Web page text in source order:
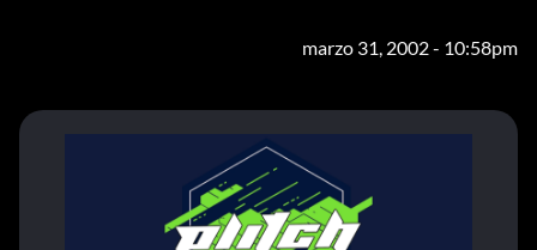
marzo 31, 2002 - 10:58pm